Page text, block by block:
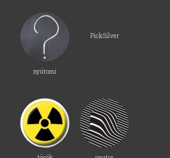
nyútomi
PickSilver